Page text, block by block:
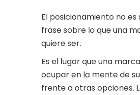
El posicionamiento no es
frase sobre lo que una
quiere ser.
Es el lugar que una
ocupar en la mente de
frente a otras opciones.